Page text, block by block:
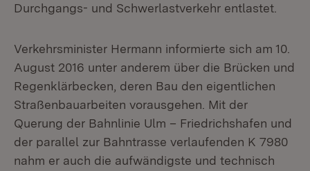
Durchgangs- und Schwerlastverkehr entlastet.
Verkehrsminister Hermann informierte sich am 10.
August 2016 unter anderem über die Brücken und
Regenklärbecken, deren Bau den eigentlichen
Straßenbauarbeiten vorausgehen. Mit der
Querung der Bahnlinie Ulm – Friedrichshafen und
der parallel zur Bahntrasse verlaufenden K 7980
nahm er auch die aufwändigste und technisch